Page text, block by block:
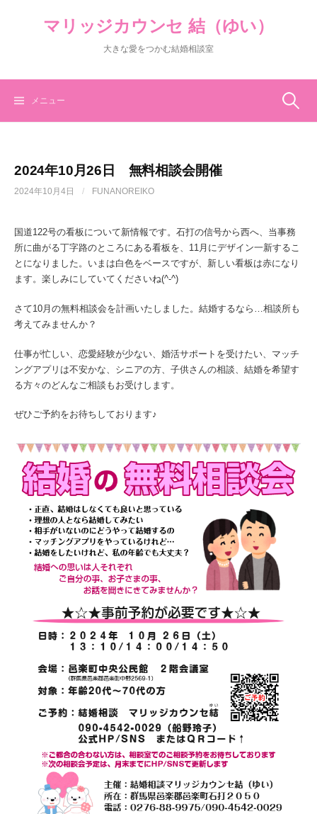
マリッジカウンセ 結（ゆい）
大きな愛をつかむ結婚相談室
メニュー 検
2024年10月26日 無料相談会開催
2024年10月4日 / FUNANOREIKO
国道122号の看板について新情報です。石打の信号から西へ、当事務
所に曲がる丁字路のところにある看板を、11月にデザイン一新するこ
とになりました。いまは白色をベースですが、新しい看板は赤になり
ます。楽しみにしていてくださいね(^-^)
さて10月の無料相談会を計画いたしました。結婚するなら…相談所も
考えてみませんか？
仕事が忙しい、恋愛経験が少ない、婚活サポートを受けたい、マッチ
ングアプリは不安かな、シニアの方、子供さんの相談、結婚を希望す
る方々のどんなご相談もお受けします。
ぜひご予約をお待ちしております♪